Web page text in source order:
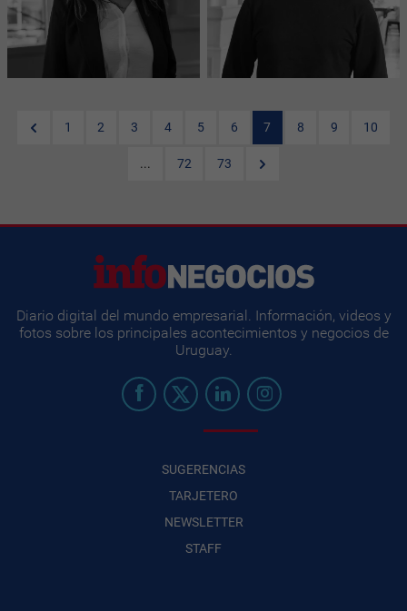
1 2 3 4 5 6 7 8 9 10
... 72 73
Diario digital del mundo empresarial. Información, videos y
fotos sobre los principales acontecimientos y negocios de
Uruguay.
SUGERENCIAS
TARJETERO
NEWSLETTER
STAFF